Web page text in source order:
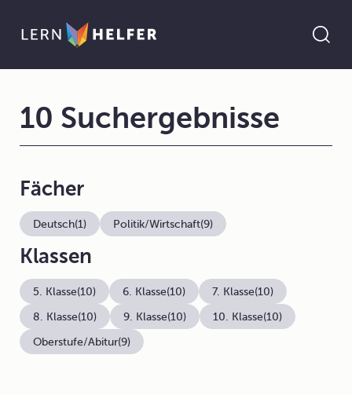
10 Suchergebnisse
Fächer
Deutsch(1) Politik/Wirtschaft(9)
Klassen
5. Klasse(10) 6. Klasse(10) 7. Klasse(10)
8. Klasse(10) 9. Klasse(10) 10. Klasse(10)
Oberstufe/Abitur(9)